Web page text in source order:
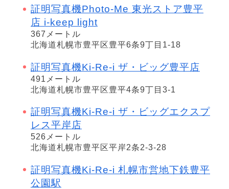
証明写真機Photo-Me 東光ストア豊平
店 i-keep light
367メートル
北海道札幌市豊平区豊平6条9丁目1-18
証明写真機Ki-Re-i ザ・ビッグ豊平店
491メートル
北海道札幌市豊平区豊平4条9丁目3-1
証明写真機Ki-Re-i ザ・ビッグエクスプ
レス平岸店
526メートル
北海道札幌市豊平区平岸2条2-3-28
証明写真機Ki-Re-i 札幌市営地下鉄豊平
公園駅